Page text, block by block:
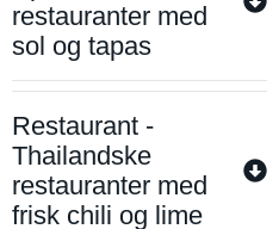
restauranter med
sol og tapas
Restaurant -
Thailandske
restauranter med
frisk chili og lime